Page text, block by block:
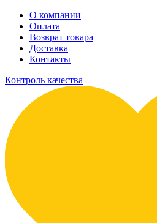
О компании
Оплата
Возврат товара
Доставка
Контакты
Контроль качества